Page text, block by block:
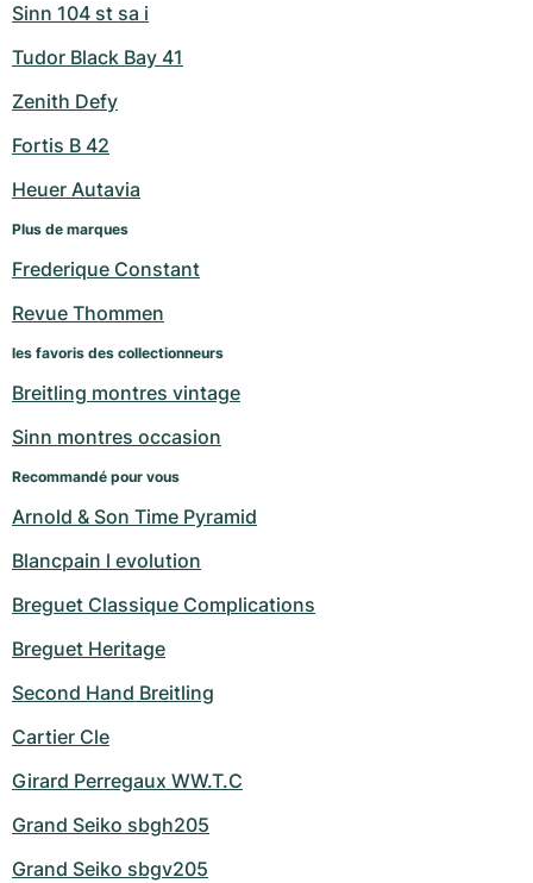
Sinn 104 st sa i
Tudor Black Bay 41
Zenith Defy
Fortis B 42
Heuer Autavia
Plus de marques
Frederique Constant
Revue Thommen
les favoris des collectionneurs
Breitling montres vintage
Sinn montres occasion
Recommandé pour vous
Arnold & Son Time Pyramid
Blancpain l evolution
Breguet Classique Complications
Breguet Heritage
Second Hand Breitling
Cartier Cle
Girard Perregaux WW.T.C
Grand Seiko sbgh205
Grand Seiko sbgv205